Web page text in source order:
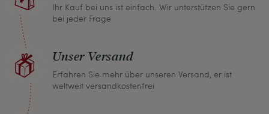
Ihr Kauf bei uns ist einfach. Wir unterstützen Sie gern
bei jeder Frage
Unser Versand
Erfahren Sie mehr über unseren Versand, er ist
weltweit versandkostenfrei